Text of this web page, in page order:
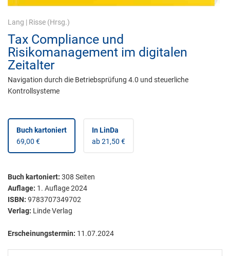
Lang | Risse (Hrsg.)
Tax Compliance und
Risikomanagement im digitalen
Zeitalter
Navigation durch die Betriebsprüfung 4.0 und steuerliche
Kontrollsysteme
Buch kartoniert
69,00 €
In LinDa
ab 21,50 €
Buch kartoniert: 308 Seiten
Auflage: 1. Auflage 2024
ISBN: 9783707349702
Verlag: Linde Verlag
Erscheinungstermin: 11.07.2024